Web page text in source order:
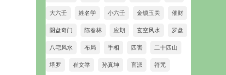
大六壬 姓名学 小六壬 金锁玉关 催财
阴盘奇门 陈春林 应期 玄空风水 罗盘
八宅风水 布局 手相 四害 二十四山
塔罗 崔文举 孙真坤 盲派 符咒